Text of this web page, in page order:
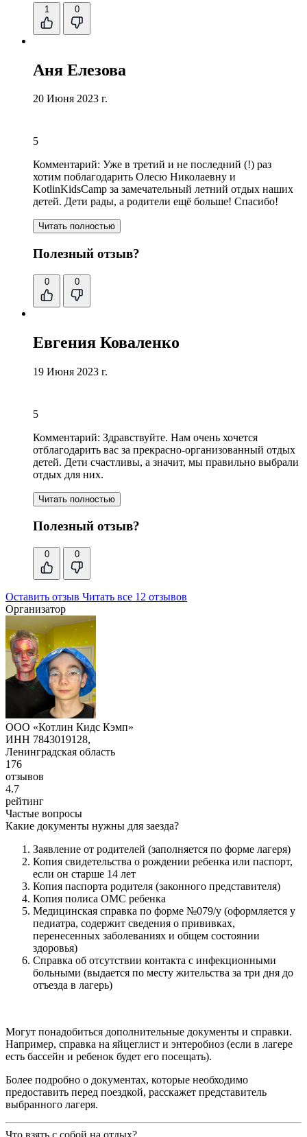
1 0
Аня Елезова
20 Июня 2023 г.
5
Комментарий: Уже в третий и не последний (!) раз
хотим поблагодарить Олесю Николаевну и
KotlinKidsCamp за замечательный летний отдых наших
детей. Дети рады, а родители ещё больше! Спасибо!
Читать полностью
Полезный отзыв?
0 0
Евгения Коваленко
19 Июня 2023 г.
5
Комментарий: Здравствуйте. Нам очень хочется
отблагодарить вас за прекрасно-организованный отдых
детей. Дети счастливы, а значит, мы правильно выбрали
отдых для них.
Читать полностью
Полезный отзыв?
0 0
Оставить отзыв Читать все 12 отзывов
Организатор
ООО «Котлин Кидс Кэмп»
ИНН 7843019128,
Ленинградская область
176
отзывов
4.7
рейтинг
Частые вопросы
Какие документы нужны для заезда?
Заявление от родителей (заполняется по форме лагеря)
Копия свидетельства о рождении ребенка или паспорт,
если он старше 14 лет
Копия паспорта родителя (законного представителя)
Копия полиса ОМС ребенка
Медицинская справка по форме №079/у (оформляется у
педиатра, содержит сведения о прививках,
перенесенных заболеваниях и общем состоянии
здоровья)
Справка об отсутствии контакта с инфекционными
больными (выдается по месту жительства за три дня до
отъезда в лагерь)
Могут понадобиться дополнительные документы и справки.
Например, справка на яйцеглист и энтеробиоз (если в лагере
есть бассейн и ребенок будет его посещать).
Более подробно о документах, которые необходимо
предоставить перед поездкой, расскажет представитель
выбранного лагеря.